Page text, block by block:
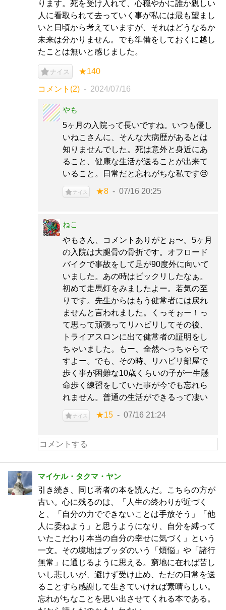
ります。死を受け入れて、心穏やかに誰か親しい
人に看取られて去っていく事が私には最も望まし
いと日頃から考えていますが、それはどうなるか
未来は分かりません。でも準備をしておくに越し
たことは無いと感じました。
ナイス ★140
コメント(2) 2024/07/16
やも
5ヶ月の入院って長いですね。いつも優し
いねこさんに、そんな大病歴があるとは
知りませんでした。死は意外と身近にあ
ること、健康な生活が送ることが出来て
いること。日常だと忘れがちな私です😢
ナイス ★8 07/16 20:25
ねこ
やもさん、コメントありがとぉ〜。5ヶ月
の入院は大腿骨の骨折です。オフロード
バイクで事故をして足が90度外に向いて
いました。あの時はビックリしたなぁ。
初めて走馬灯をみましたよー。若気の至
りです。先生からはもう健常者には戻れ
ませんと言われました。くっそぉー！っ
て思って頑張ってリハビリしてその後、
トライアスロンに出て健常者の証明をし
ちゃいました。もー、全然へっちゃらで
すよー。でも、その時、リハビリ部屋で
歩く事が困難な10歳くらいの子が一生懸
命歩く練習をしていた事が今でも忘れら
れません。普通の生活ができるって凄い
ナイス ★15 07/16 21:24
マイケル・タクマ・ヤン
引き続き、同じ著者の本を読んだ。こちらの方が
古い。心に残るのは、「人生の終わりが近づく
と、「自分の力でできないことは手放そう」「他
人に委ねよう」と思うようになり、自分を縛って
いたこだわり本当の自分の幸せに気づく」という
一文。その境地はブッダのいう「煩悩」や「諸行
無常」に通じるように思える。窮地に在れば苦し
いし悲しいが、避けず受け止め、ただの日常を送
ることすら感謝して生きていければ素晴らしい。
忘れがちなことを思い出させてくれる本である。